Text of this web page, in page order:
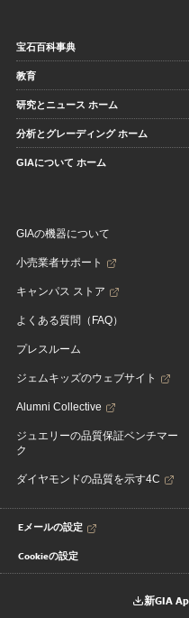
宝石百科事典
教育
研究とニュース ホーム
分析とグレーディング ホーム
GIAについて ホーム
GIAの機器について
小売業者サポート
キャンパス ストア
よくある質問（FAQ）
プレスルーム
ジェムキッズのウェブサイト
Alumni Collective
ジュエリーの品質保証ベンチマー
ク
ダイヤモンドの品質を示す4C
Eメールの設定
Cookieの設定
新GIA